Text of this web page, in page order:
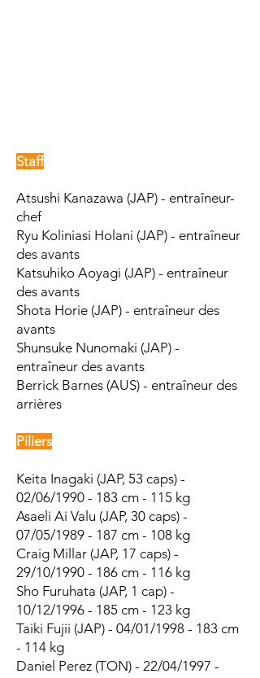
Staff
Atsushi Kanazawa (JAP) - entraîneur-
chef
Ryu Koliniasi Holani (JAP) - entraîneur
des avants
Katsuhiko Aoyagi (JAP) - entraîneur
des avants
Shota Horie (JAP) - entraîneur des
avants
Shunsuke Nunomaki (JAP) -
entraîneur des avants
Berrick Barnes (AUS) - entraîneur des
arrières
Piliers
Keita Inagaki (JAP, 53 caps) -
02/06/1990 - 183 cm - 115 kg
Asaeli Ai Valu (JAP, 30 caps) -
07/05/1989 - 187 cm - 108 kg
Craig Millar (JAP, 17 caps) -
29/10/1990 - 186 cm - 116 kg
Sho Furuhata (JAP, 1 cap) -
10/12/1996 - 185 cm - 123 kg
Taiki Fujii (JAP) - 04/01/1998 - 183 cm
- 114 kg
Daniel Perez (TON) - 22/04/1997 -